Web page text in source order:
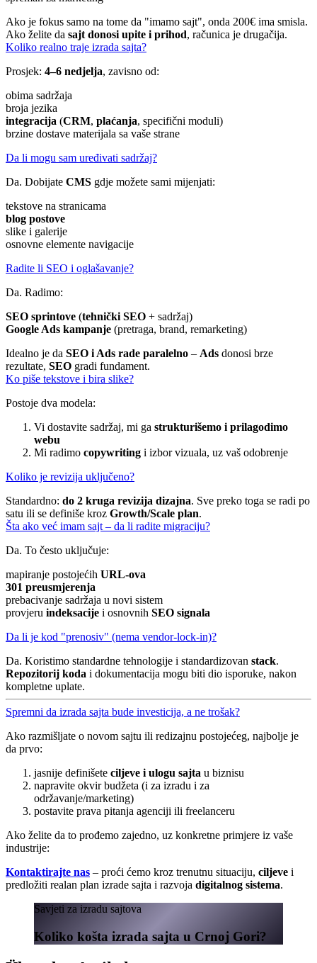
Ako je fokus samo na tome da "imamo sajt", onda 200€ ima smisla.
Ako želite da sajt donosi upite i prihod, računica je drugačija.
Koliko realno traje izrada sajta?
Prosjek: 4–6 nedjelja, zavisno od:
obima sadržaja
broja jezika
integracija (CRM, plaćanja, specifični moduli)
brzine dostave materijala sa vaše strane
Da li mogu sam uređivati sadržaj?
Da. Dobijate CMS gdje možete sami mijenjati:
tekstove na stranicama
blog postove
slike i galerije
osnovne elemente navigacije
Radite li SEO i oglašavanje?
Da. Radimo:
SEO sprintove (tehnički SEO + sadržaj)
Google Ads kampanje (pretraga, brand, remarketing)
Idealno je da SEO i Ads rade paralelno – Ads donosi brze
rezultate, SEO gradi fundament.
Ko piše tekstove i bira slike?
Postoje dva modela:
Vi dostavite sadržaj, mi ga strukturišemo i prilagodimo
webu
Mi radimo copywriting i izbor vizuala, uz vaš odobrenje
Koliko je revizija uključeno?
Standardno: do 2 kruga revizija dizajna. Sve preko toga se radi po
satu ili se definiše kroz Growth/Scale plan.
Šta ako već imam sajt – da li radite migraciju?
Da. To često uključuje:
mapiranje postojećih URL-ova
301 preusmjerenja
prebacivanje sadržaja u novi sistem
provjeru indeksacije i osnovnih SEO signala
Da li je kod "prenosiv" (nema vendor-lock-in)?
Da. Koristimo standardne tehnologije i standardizovan stack.
Repozitorij koda i dokumentacija mogu biti dio isporuke, nakon
kompletne uplate.
Spremni da izrada sajta bude investicija, a ne trošak?
Ako razmišljate o novom sajtu ili redizajnu postojećeg, najbolje je
da prvo:
jasnije definišete ciljeve i ulogu sajta u biznisu
napravite okvir budžeta (i za izradu i za
održavanje/marketing)
postavite prava pitanja agenciji ili freelanceru
Ako želite da to prođemo zajedno, uz konkretne primjere iz vaše
industrije:
Kontaktirajte nas – proći ćemo kroz trenutnu situaciju, ciljeve i
predložiti realan plan izrade sajta i razvoja digitalnog sistema.
Savjeti za izradu sajtova
Koliko košta izrada sajta u Crnoj Gori?